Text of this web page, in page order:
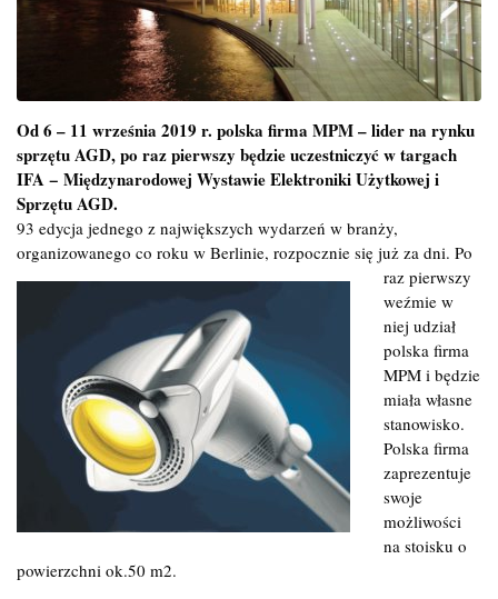
Od 6 – 11 września 2019 r. polska firma MPM – lider na rynku
sprzętu AGD, po raz pierwszy będzie uczestniczyć w targach
IFA − Międzynarodowej Wystawie Elektroniki Użytkowej i
Sprzętu AGD.
93 edycja jednego z największych wydarzeń w branży,
organizowanego co roku w Berlinie, rozpocznie się już za dni. Po
raz pierwszy
weźmie w
niej udział
polska firma
MPM i będzie
miała własne
stanowisko.
Polska firma
zaprezentuje
swoje
możliwości
na stoisku o
powierzchni ok.50 m2.